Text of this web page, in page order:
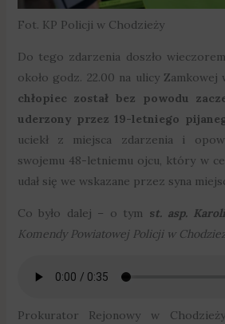
Fot. KP Policji w Chodzieży
Do tego zdarzenia doszło
około godz. 22.00 na ulicy
chłopiec został bez powodu
uderzony przez 19-letniego
uciekł z miejsca zdarzenia i
swojemu 48-letniemu ojcu, który w
udał się we wskazane przez syna
Co było dalej – o tym st. asp.
Komendy Powiatowej Policji w
Prokurator Rejonowy w